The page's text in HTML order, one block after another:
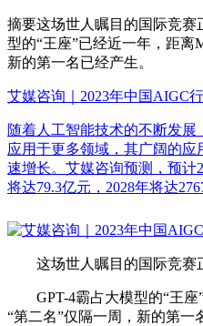
摘要这场世人瞩目的国际竞赛
型的“王座”已经近一年，距离
新的第一名已经产生。
艾媒咨询｜2023年中国AIGC
随着人工智能技术的不断发
应用于更多领域，其广阔的
速增长。艾媒咨询预测，预计
将达79.3亿元，2028年将达
这场世人瞩目的国际竞赛
GPT-4霸占大模型的“王座”
“第二名”仅隔一周，新的第一